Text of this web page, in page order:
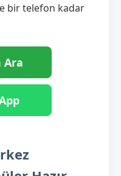
bir telefon kadar
Ara